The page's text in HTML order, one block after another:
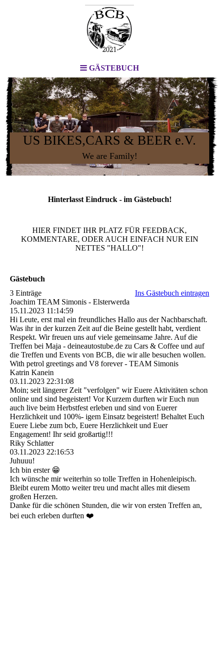
GÄSTEBUCH
US BIKES,CARS & BEER e.V.
We are Family!
Hinterlasst Eindruck - im Gästebuch!
HIER FINDET IHR PLATZ FÜR FEEDBACK,
KOMMENTARE, ODER AUCH EINFACH NUR EIN
NETTES "HALLO"!
Gästebuch
3 Einträge
Ins Gästebuch eintragen
Joachim TEAM Simonis - Elsterwerda
15.11.2023 11:14:59
Hi Leute, erst mal ein freundliches Hallo aus der Nachbarschaft.
Was ihr in der kurzen Zeit auf die Beine gestellt habt, verdient
Respekt. Wir freuen uns auf viele gemeinsame Jahre. Auf die
Treffen bei Maja - deineautostube.de zu Cars & Coffee und auf
die Treffen und Events von BCB, die wir alle besuchen wollen.
With petrol greetings and V8 forever - TEAM Simonis
Katrin Kanein
03.11.2023 22:31:08
Moin; seit längerer Zeit "verfolgen" wir Euere Aktivitäten schon
online und sind begeistert! Vor Kurzem durften wir Euch nun
auch live beim Herbstfest erleben und sind von Euerer
Herzlichkeit und 100%- igem Einsatz begeistert! Behaltet Euch
Euere Liebe zum bcb, Euere Herzlichkeit und Euer
Engagement! Ihr seid großartig!!!
Riky Schlatter
03.11.2023 22:16:53
Juhuuu!
Ich bin erster 😁
Ich wünsche mir weiterhin so tolle Treffen in Hohenleipisch.
Bleibt eurem Motto weiter treu und macht alles mit diesem
großen Herzen.
Danke für die schönen Stunden, die wir von ersten Treffen an,
bei euch erleben durften ❤️